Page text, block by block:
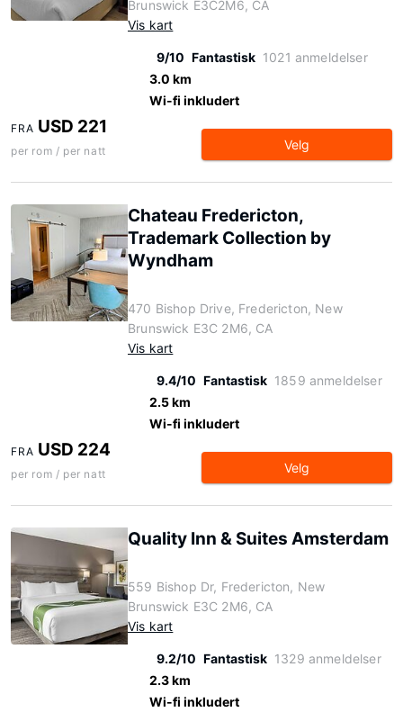
Brunswick E3C2M6, CA
Vis kart
9/10 Fantastisk 1021 anmeldelser
3.0 km
Wi-fi inkludert
FRA USD 221
per rom / per natt Velg
Chateau Fredericton,
Trademark Collection by
Wyndham
470 Bishop Drive, Fredericton, New
Brunswick E3C 2M6, CA
Vis kart
9.4/10 Fantastisk 1859 anmeldelser
2.5 km
Wi-fi inkludert
FRA USD 224
per rom / per natt Velg
Quality Inn & Suites Amsterdam
559 Bishop Dr, Fredericton, New
Brunswick E3C 2M6, CA
Vis kart
9.2/10 Fantastisk 1329 anmeldelser
2.3 km
Wi-fi inkludert